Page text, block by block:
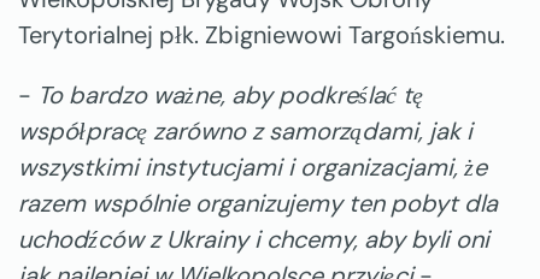
Terytorialnej płk. Zbigniewowi Targońskiemu.
- To bardzo ważne, aby podkreślać tę
współpracę zarówno z samorządami, jak i
wszystkimi instytucjami i organizacjami, że
razem wspólnie organizujemy ten pobyt dla
uchodźców z Ukrainy i chcemy, aby byli oni